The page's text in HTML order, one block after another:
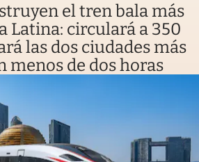
el tren bala más
Latina: circulará a 350
las dos ciudades más
menos de dos horas